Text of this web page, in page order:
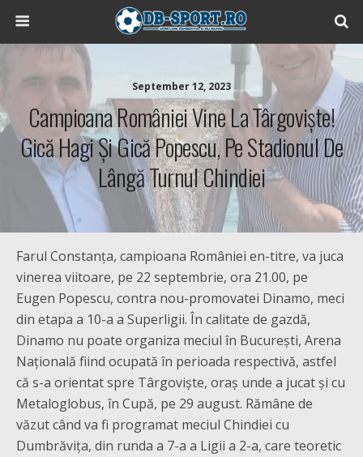
September 12, 2023
Campioana României Vine La Târgoviște!
Gică Hagi Și Gică Popescu, Pe Stadionul De
Lângă Turnul Chindiei
Farul Constanța, campioana României en-titre, va juca
vinerea viitoare, pe 22 septembrie, ora 21.00, pe
Eugen Popescu, contra nou-promovatei Dinamo, meci
din etapa a 10-a a Superligii. În calitate de gazdă,
Dinamo nu poate organiza meciul în București, Arena
Națională fiind ocupată în perioada respectivă, astfel
că s-a orientat spre Târgoviște, oraș unde a jucat și cu
Metaloglobus, în Cupă, pe 29 august. Rămâne de
văzut când va fi programat meciul Chindiei cu
Dumbrăvița, din runda a 7-a a Ligii a 2-a, care teoretic